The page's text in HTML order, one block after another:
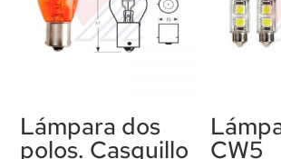
Lámpara dos
polos. Casquillo CW5